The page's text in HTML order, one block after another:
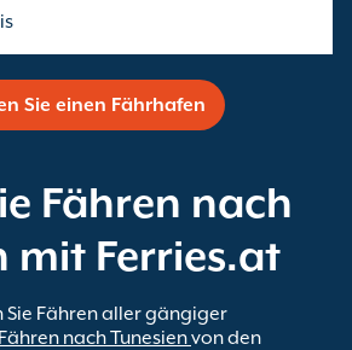
Sie einen Fährhafen
Fähren nach
mit Ferries.at
Sie Fähren aller gängiger
Fähren nach Tunesienvon den